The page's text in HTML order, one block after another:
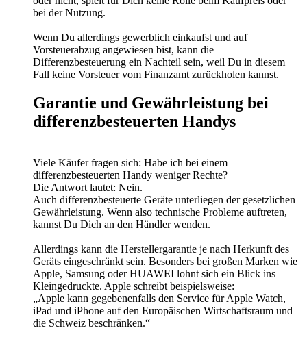
bei der Nutzung.
Wenn Du allerdings gewerblich einkaufst und auf
Vorsteuerabzug angewiesen bist, kann die
Differenzbesteuerung ein Nachteil sein, weil Du in diesem
Fall keine Vorsteuer vom Finanzamt zurückholen kannst.
Garantie und Gewährleistung bei
differenzbesteuerten Handys
Viele Käufer fragen sich: Habe ich bei einem
differenzbesteuerten Handy weniger Rechte?
Die Antwort lautet: Nein.
Auch differenzbesteuerte Geräte unterliegen der gesetzlichen
Gewährleistung. Wenn also technische Probleme auftreten,
kannst Du Dich an den Händler wenden.
Allerdings kann die Herstellergarantie je nach Herkunft des
Geräts eingeschränkt sein. Besonders bei großen Marken wie
Apple, Samsung oder HUAWEI lohnt sich ein Blick ins
Kleingedruckte. Apple schreibt beispielsweise:
„Apple kann gegebenenfalls den Service für Apple Watch,
iPad und iPhone auf den Europäischen Wirtschaftsraum und
die Schweiz beschränken.“